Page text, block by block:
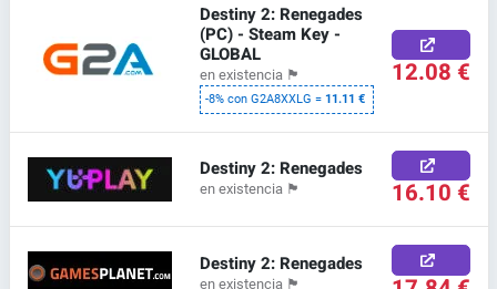
Destiny 2: Renegades
(PC) - Steam Key -
GLOBAL
en existencia 🏴
-8% con G2A8XXLG =11.11 €
12.08 €
Destiny 2: Renegades
en existencia 🏴 16.10 €
Destiny 2: Renegades
en existencia 🏴